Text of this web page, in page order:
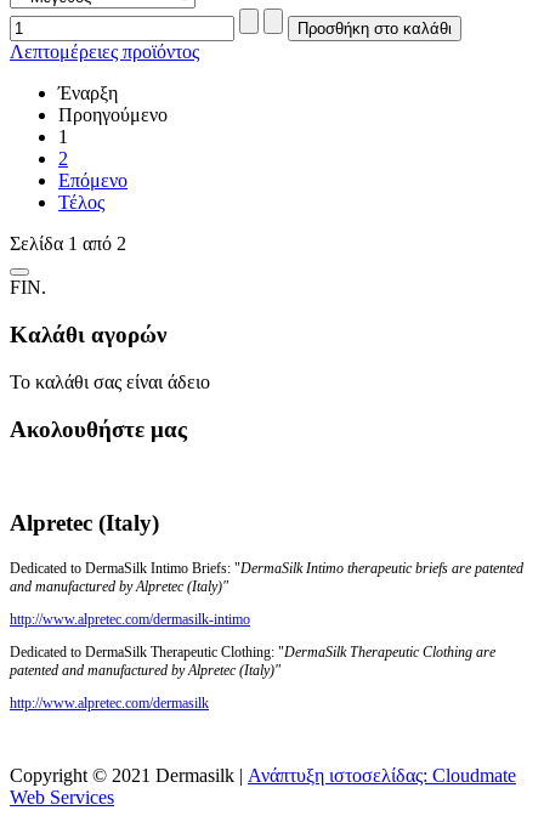
Λεπτομέρειες προϊόντος
Έναρξη
Προηγούμενο
1
2
Επόμενο
Τέλος
Σελίδα 1 από 2
FIN.
Καλάθι αγορών
Το καλάθι σας είναι άδειο
Ακολουθήστε μας
Alpretec (Italy)
Dedicated to DermaSilk Intimo Briefs: "DermaSilk Intimo therapeutic briefs are patented
and manufactured by Alpretec (Italy)"
http://www.alpretec.com/dermasilk-intimo
Dedicated to DermaSilk Therapeutic Clothing: "DermaSilk Therapeutic Clothing are
patented and manufactured by Alpretec (Italy)"
http://www.alpretec.com/dermasilk
Copyright © 2021 Dermasilk | Ανάπτυξη ιστοσελίδας: Cloudmate
Web Services